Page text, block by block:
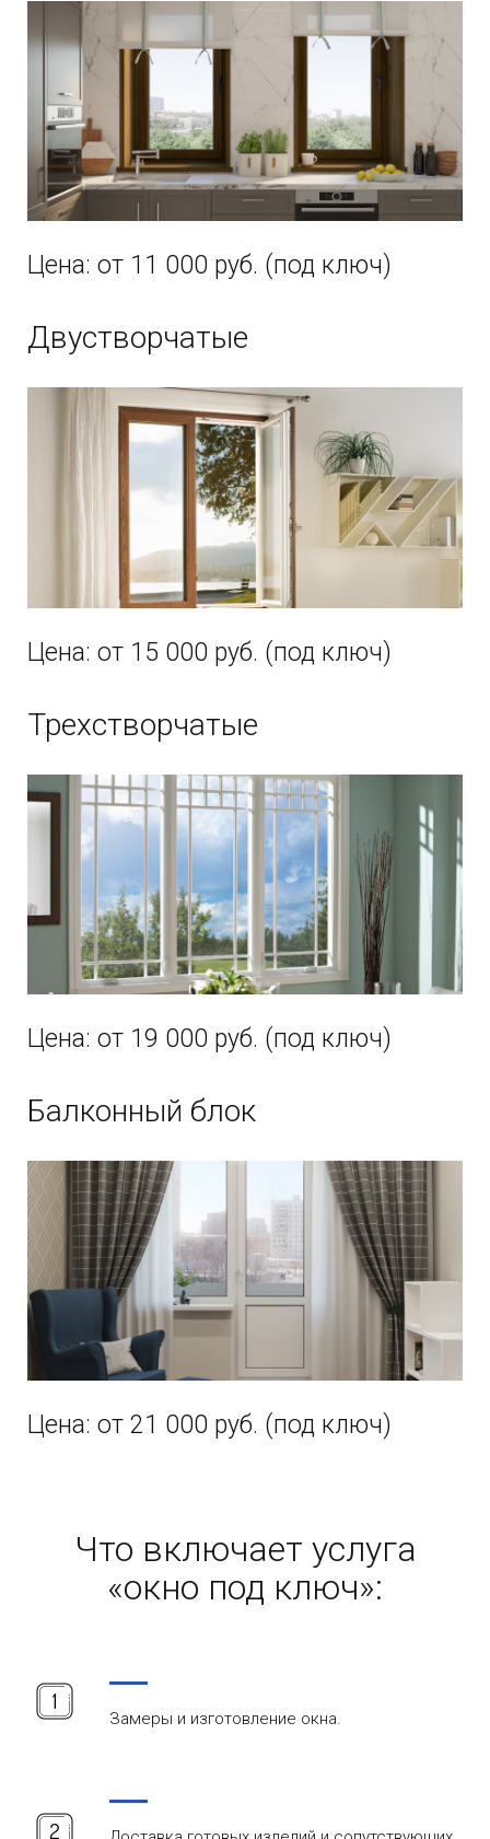
Цена: от 11 000 руб. (под ключ)
Двустворчатые
Цена: от 15 000 руб. (под ключ)
Трехстворчатые
Цена: от 19 000 руб. (под ключ)
Балконный блок
Цена: от 21 000 руб. (под ключ)
Что включает услуга
«окно под ключ»:
Замеры и изготовление окна.